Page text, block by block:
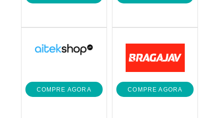
COMPRE AGORA COMPRE AGORA